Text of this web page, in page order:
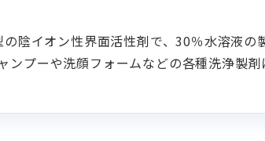
陰イオン性界面活性剤で、30％水溶液
ンプーや洗顔フォームなどの各種洗浄製剤